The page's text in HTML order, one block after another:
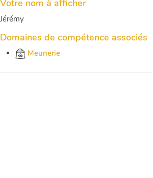
Votre nom à afficher
Jérémy
Domaines de compétence associés
Meunerie